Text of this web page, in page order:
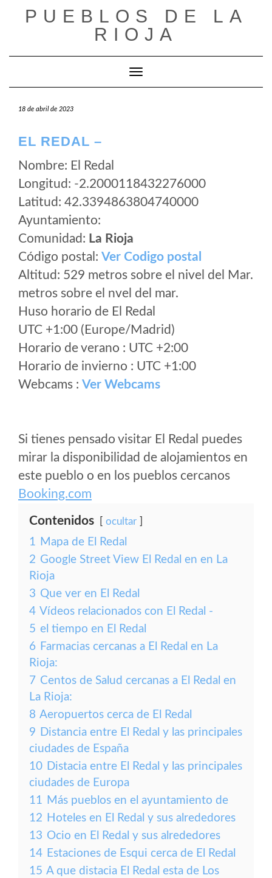
PUEBLOS DE LA
RIOJA
Cambiar modo de navegación
18 de abril de 2023
EL REDAL –
Nombre: El Redal
Longitud: -2.2000118432276000
Latitud: 42.3394863804740000
Ayuntamiento:
Comunidad: La Rioja
Código postal: Ver Codigo postal
Altitud: 529 metros sobre el nivel del Mar.
metros sobre el nvel del mar.
Huso horario de El Redal
UTC +1:00 (Europe/Madrid)
Horario de verano : UTC +2:00
Horario de invierno : UTC +1:00
Webcams : Ver Webcams
Si tienes pensado visitar El Redal puedes
mirar la disponibilidad de alojamientos en
este pueblo o en los pueblos cercanos
Booking.com
Contenidos ocultar
1 Mapa de El Redal
2 Google Street View El Redal en en La
Rioja
3 Que ver en El Redal
4 Vídeos relacionados con El Redal -
5 el tiempo en El Redal
6 Farmacias cercanas a El Redal en La
Rioja:
7 Centos de Salud cercanas a El Redal en
La Rioja:
8 Aeropuertos cerca de El Redal
9 Distancia entre El Redal y las principales
ciudades de España
10 Distacia entre El Redal y las principales
ciudades de Europa
11 Más pueblos en el ayuntamiento de
12 Hoteles en El Redal y sus alrededores
13 Ocio en El Redal y sus alrededores
14 Estaciones de Esqui cerca de El Redal
15 A que distacia El Redal esta de Los